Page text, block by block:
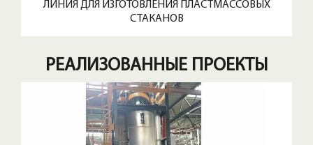
ЛИНИЯ ДЛЯ ИЗГОТОВЛЕНИЯ ПЛАСТМАССОВЫХ
СТАКАНОВ
РЕАЛИЗОВАННЫЕ ПРОЕКТЫ